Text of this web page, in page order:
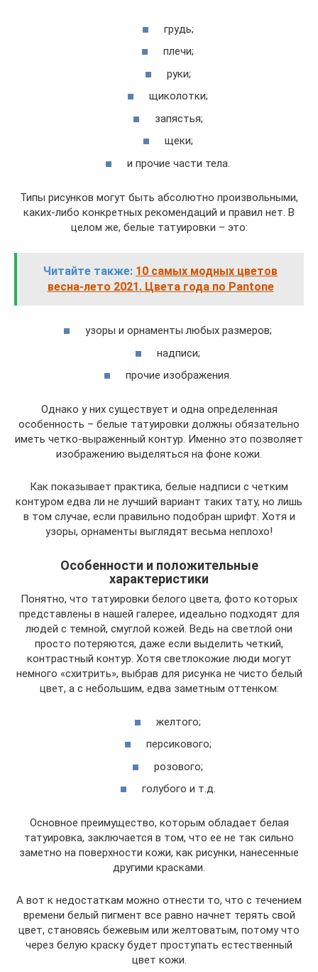
грудь;
плечи;
руки;
щиколотки;
запястья;
щеки;
и прочие части тела.
Типы рисунков могут быть абсолютно произвольными,
каких-либо конкретных рекомендаций и правил нет. В
целом же, белые татуировки – это:
Читайте также: 10 самых модных цветов
весна-лето 2021. Цвета года по Pantone
узоры и орнаменты любых размеров;
надписи;
прочие изображения.
Однако у них существует и одна определенная
особенность – белые татуировки должны обязательно
иметь четко-выраженный контур. Именно это позволяет
изображению выделяться на фоне кожи.
Как показывает практика, белые надписи с четким
контуром едва ли не лучший вариант таких тату, но лишь
в том случае, если правильно подобран шрифт. Хотя и
узоры, орнаменты выглядят весьма неплохо!
Особенности и положительные
характеристики
Понятно, что татуировки белого цвета, фото которых
представлены в нашей галерее, идеально подходят для
людей с темной, смуглой кожей. Ведь на светлой они
просто потеряются, даже если выделить четкий,
контрастный контур. Хотя светлокожие люди могут
немного «схитрить», выбрав для рисунка не чисто белый
цвет, а с небольшим, едва заметным оттенком:
желтого;
персикового;
розового;
голубого и т.д.
Основное преимущество, которым обладает белая
татуировка, заключается в том, что ее не так сильно
заметно на поверхности кожи, как рисунки, нанесенные
другими красками.
А вот к недостаткам можно отнести то, что с течением
времени белый пигмент все равно начнет терять свой
цвет, становясь бежевым или желтоватым, потому что
через белую краску будет проступать естественный
цвет кожи.